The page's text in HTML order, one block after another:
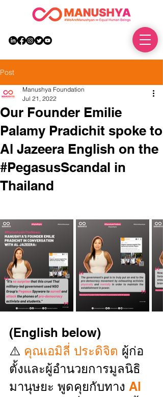
Post
Our Founder Emilie
Palamy Pradichit spoke to
Al Jazeera English on the
#PegasusScandal in
Thailand
Manushya Foundation
Jul 21, 2022
(English below)
⚠️ คุณเอมิลี่ ประดิจิต ผู้ก่อ
ตั้งและผู้อำนวยการมูลนิธิ
มานุษยะ พูดคุยกับทาง Al